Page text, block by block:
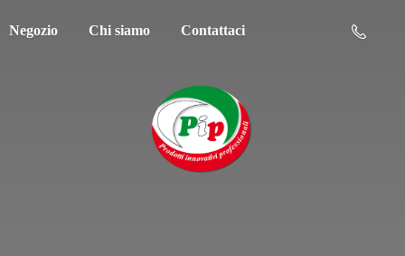
Negozio Chi siamo Contattaci